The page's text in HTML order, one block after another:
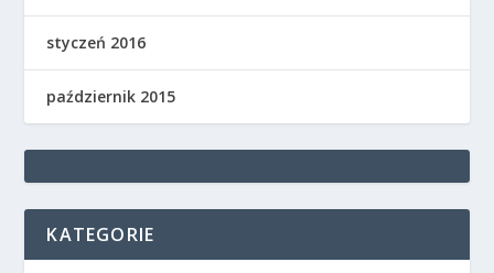
styczeń 2016
październik 2015
KATEGORIE